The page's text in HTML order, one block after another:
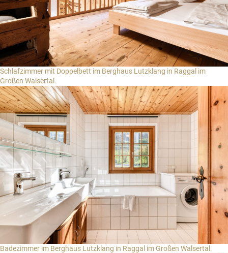
Schlafzimmer mit Doppelbett im Berghaus Lutzklang in Raggal im
Großen Walsertal.
Badezimmer im Berghaus Lutzklang in Raggal im Großen Walsertal.